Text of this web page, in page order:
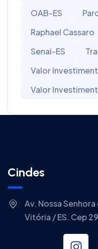
OAB-ES
Raphael Cassaro
Senai-ES
Valor
Valor
Cindes
Av. Nossa
Vitória / ES. Cep